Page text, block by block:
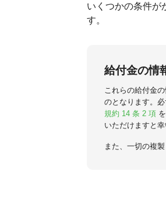
いくつかの条件が
す。
給付金の情
これらの給付金
のとなります。
規約 14 条 2 項
いただけますと
また、一切の複